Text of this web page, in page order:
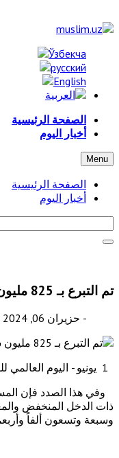
الصفحة الرئيسية
أخبار اليوم
Menu
الصفحة الرئيسية
أخبار اليوم
تم التبرع بـ 825 مليون سوم في اليوم العالمي للطفل
- حزيران 06, 2024
وفي هذا الصدد فإن
وسبعة وتسعون ألفاً